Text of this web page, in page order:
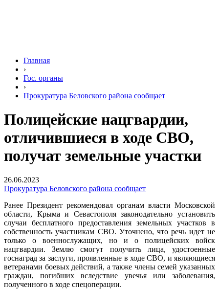
Главная
›
Гос. органы
›
Прокуратура Беловского района сообщает
Полицейские нацгвардии,
отличившиеся в ходе СВО,
получат земельные участки
26.06.2023
Прокуратура Беловского района сообщает
Ранее Президент рекомендовал органам власти Московской
области, Крыма и Севастополя законодательно установить
случаи бесплатного предоставления земельных участков в
собственность участникам СВО. Уточнено, что речь идет не
только о военнослужащих, но и о полицейских войск
нацгвардии. Землю смогут получить лица, удостоенные
госнаград за заслуги, проявленные в ходе СВО, и являющиеся
ветеранами боевых действий, а также члены семей указанных
граждан, погибших вследствие увечья или заболевания,
полученного в ходе спецоперации.